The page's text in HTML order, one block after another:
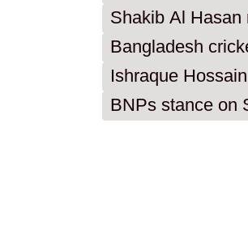
Shakib Al Hasan
Bangladesh
Ishraque
BNPs stance on